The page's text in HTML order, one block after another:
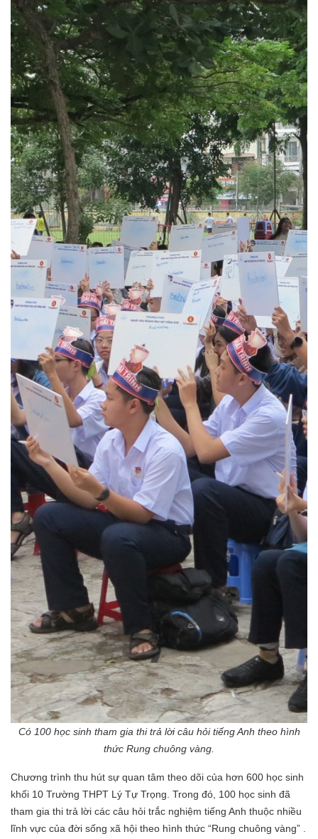
Có 100 học sinh tham gia thi trả lời câu hỏi tiếng Anh theo hình
thức Rung chuông vàng.
Chương trình thu hút sự quan tâm theo dõi của hơn 600 học sinh
khối 10 Trường THPT Lý Tự Trọng. Trong đó, 100 học sinh đã
tham gia thi trả lời các câu hỏi trắc nghiệm tiếng Anh thuộc nhiều
lĩnh vực của đời sống xã hội theo hình thức “Rung chuông vàng” .